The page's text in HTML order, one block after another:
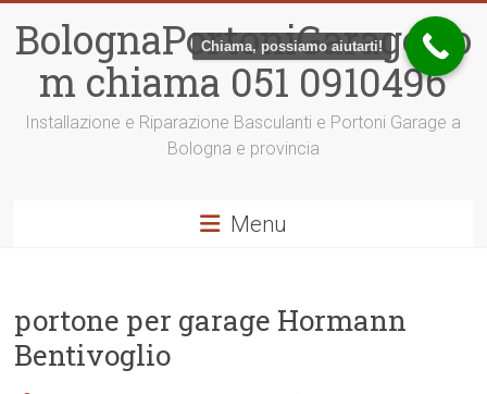
contenuto
BolognaPortoniGarage.co
m chiama 051 0910496
Installazione e Riparazione Basculanti e Portoni Garage a
Bologna e provincia
Menu
portone per garage Hormann
Bentivoglio
Chiama, possiamo aiutarti!